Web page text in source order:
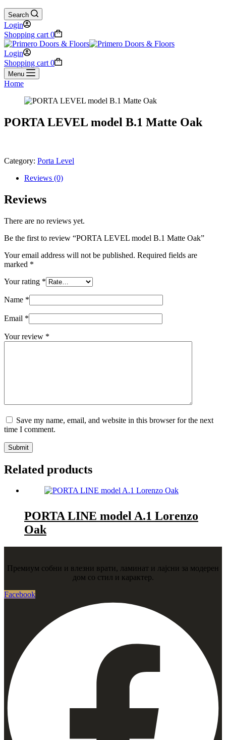
Search
Login
Shopping cart 0
Login
Shopping cart 0
Menu
Home
PORTA LEVEL model B.1 Matte Oak
Category: Porta Level
Reviews (0)
Reviews
There are no reviews yet.
Be the first to review “PORTA LEVEL model B.1 Matte Oak”
Your email address will not be published. Required fields are
marked *
Your rating *
Name *
Email *
Your review *
Save my name, email, and website in this browser for the next
time I comment.
Submit
Related products
PORTA LINE model A.1 Lorenzo
Oak
Премиум собни и влезни врати, ламинат и лајсни за модерен
дом со стил и карактер.
Facebook